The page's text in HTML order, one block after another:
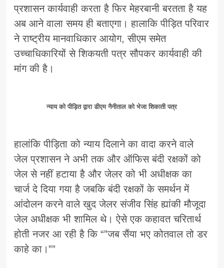
प्रशासन कार्यवाही करता है फिर मेहरबानी बरतता है यह
अब आने वाला समय ही बताएगा। हालाकि पीड़ित परिवार
ने राष्ट्रीय मानवाधिकार आयोग, सीएम समेत
उच्चाधिकारियों से शिकयती पत्र सौपकर कार्यवाही की
मांग की है।
न्याय को पीड़ित द्वारा डीएम नैनीताल को भेजा शिकाती पत्र
हालांकि पीड़िता को न्याय दिलाने का वादा करने वाले
जेल प्रशासन ने अभी तक और ऑफिस बंदी रक्षकों को
जेल से नहीं हटाया है और जेलर को भी अधीक्षक का
चार्ज दे दिया गया है जबकि बंदी रक्षकों के समर्थन में
आंदोलन करने वाले खुद जेलर संजीव सिंह ह्यांकी मौजूदा
जेल अधीक्षक भी शामिल थे। ऐसे एक कहावत चरितार्थ
होती नजर आ रही है कि “”जब सैंया भए कोतवाल तो डर
काहे का।””